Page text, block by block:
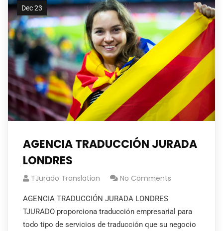
Dec 23
AGENCIA TRADUCCIÓN JURADA
LONDRES
TJurado Translation No Comments
AGENCIA TRADUCCIÓN JURADA LONDRES
TJURADO proporciona traducción empresarial para
todo tipo de servicios de traducción que su negocio